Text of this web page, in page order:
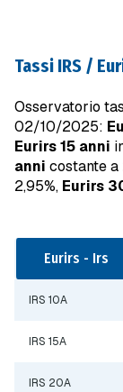
Tassi IRS /
Osservatorio
02/10/2025:
Eurirs 15 anni
anni costante a
2,95%, Eurirs
Eurirs - Irs
IRS 10A
IRS 15A
IRS 20A